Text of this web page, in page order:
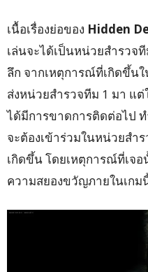
เนื้อเรื่องย่อของ Hidden
เล่นจะได้เป็นหน่วยสำรวจ
ลึก จากเหตุการณ์ที่เกิดขึ้น
ส่งหน่วยสำรวจทีม 1 มา แ
ได้มีการขาดการติดต่อไป
จะต้องเข้าร่วมในหน่วยสำ
เกิดขึ้น โดยเหตุการณ์ที่เจ
ความสยองขวัญภายในเกม